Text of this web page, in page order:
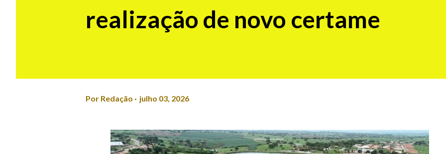
realização de novo certame
Por Redação julho 03, 2026